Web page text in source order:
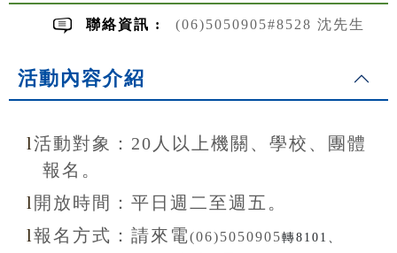
聯絡資訊 : (06)5050905#8528 沈先生
活動內容介紹
l活動對象：20 人以上機關、學校、團體
報名。
l 開放時間： 平日週二至週五。
l報名方式： 請來電(06)5050905轉8101、